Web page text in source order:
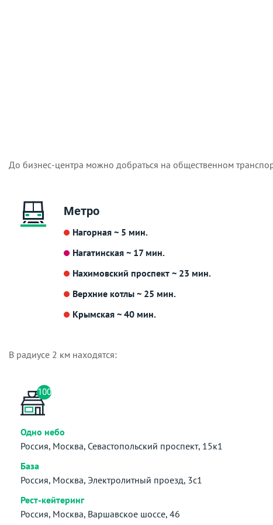
До бизнес-центра можно добраться на общественном
Метро
Нагорная ~ 5 мин.
Нагатинская ~ 17 мин.
Нахимовский проспект ~ 23 мин.
Верхние котлы ~ 25 мин.
Крымская ~ 40 мин.
В радиусе 2 км находятся:
100
Одно небо
Россия, Москва, Севастопольский проспект, 15к1
База
Россия, Москва, Электролитный проезд, 3с1
Рест-кейтеринг
Россия, Москва, Варшавское шоссе, 46